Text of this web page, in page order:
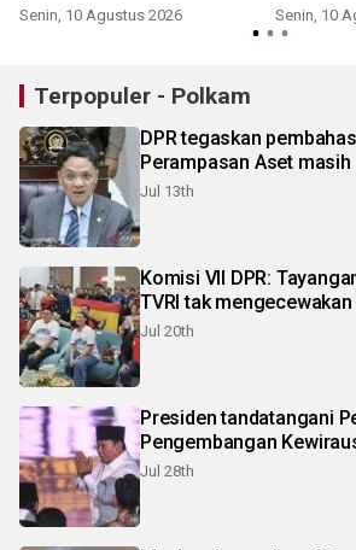
Senin, 10 Agustus 2026 Senin, 10
Terpopuler - Polkam
DPR tegaskan
Perampasan Aset
Jul 13th
Komisi VII DPR:
TVRI tak mengecewakan
Jul 20th
Presiden tandatangani
Pengembangan
Jul 28th